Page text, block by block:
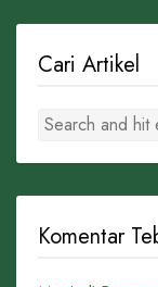
Cari Artikel
Komentar